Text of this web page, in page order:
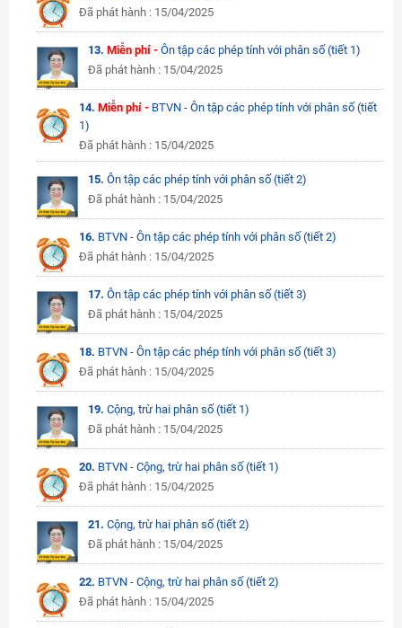
Đã phát hành : 15/04/2025
13. Miễn phí - Ôn tập các phép tính với phân số (tiết 1)
Đã phát hành : 15/04/2025
14.Miễn phí - BTVN - Ôn tập các phép tính với phân số (tiết
1)
Đã phát hành : 15/04/2025
15. Ôn tập các phép tính với phân số (tiết 2)
Đã phát hành : 15/04/2025
16. BTVN - Ôn tập các phép tính với phân số (tiết 2)
Đã phát hành : 15/04/2025
17. Ôn tập các phép tính với phân số (tiết 3)
Đã phát hành : 15/04/2025
18. BTVN - Ôn tập các phép tính với phân số (tiết 3)
Đã phát hành : 15/04/2025
19. Cộng, trừ hai phân số (tiết 1)
Đã phát hành : 15/04/2025
20. BTVN - Cộng, trừ hai phân số (tiết 1)
Đã phát hành : 15/04/2025
21. Cộng, trừ hai phân số (tiết 2)
Đã phát hành : 15/04/2025
22. BTVN - Cộng, trừ hai phân số (tiết 2)
Đã phát hành : 15/04/2025